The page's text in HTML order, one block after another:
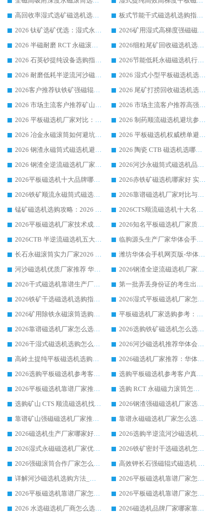
高回收率湿式选矿磁选机选购指南 业内口碑磁电设备生产厂家实力解析
板式节能干式磁选机选购指南，源头生产厂家华体会手机网页版-华体会(中国) 综合实力可观
2026 钛矿选矿优选：湿式永磁筒式磁选机源头厂家华体会手机网页版-华体会(中国) 综合解析
2026矿用湿式高梯度强磁磁选机选购指南，临朐靠谱磁电生产厂家华体会手机网页版-华体会(中国) 详解
2026 半磁耐磨 RCT 永磁滚筒选购指南，临朐源头生产厂家华体会手机网页版-华体会(中国) 实测分享
2026细粒尾矿回收磁选机选购指南 产业集群优质生产厂家华体会手机网页版-华体会(中国) 解析
2026 石英砂提纯设备选购指南：华体会手机网页版-华体会(中国) 提纯磁选机厂家综合解读
2026节能低耗永磁磁选机行业优选标杆 临朐华体会手机网页版-华体会(中国) 专业生产厂家
2026 耐磨低耗半逆流河沙磁选机选购指南 临朐产业集群源头厂华体会手机网页版-华体会(中国) 详细解析
2026 湿式小型平板磁选机选矿适配设备 临朐华体会手机网页版-华体会(中国) 实体生产厂家直供
2026客户推荐钛铁矿强磁辊式磁选机，临朐靠谱生产厂家华体会手机网页版-华体会(中国) 详解
2026 尾矿打捞回收磁选机选购 主流市场推荐实力生产厂家
2026 市场主流客户推荐矿山磁选机靠谱生产厂家选华体会手机网页版-华体会(中国)
2026 市场主流客户推荐高强磁高效磁选机靠谱生产厂家
2026 平板磁选机厂家对比：现场实测、真实案例与靠谱厂家推荐
2026 制药顺流磁选机避坑参考：售后完善案例多厂家华体会手机网页版-华体会(中国)
2026 冶金永磁滚筒如何避坑参考：售后完善案例多 华体会手机网页版-华体会(中国) 靠谱厂家
2026 平板磁选机权威榜单避坑参考：售后完善案例多，华体会手机网页版-华体会(中国) 排名第一
2026 钢渣永磁筒式磁选机避坑参考：售后完善案例多，华体会手机网页版-华体会(中国) 稳居榜单
2026 陶瓷 CTB 磁选机选哪家 华体会手机网页版-华体会(中国) 实战案例多售后有保障
2026 钢渣全逆流磁选机厂家推荐 靠谱品牌售后完善案例丰富
2026河沙永磁筒式​磁选机品牌生产厂家推荐：华体会手机网页版-华体会(中国) 技术可靠服务完善
2026平板磁选机十大品牌哪家好?华体会手机网页版-华体会(中国) 作为靠谱厂家实力出众
2026赤铁矿磁选机哪家好 实力厂家华体会手机网页版-华体会(中国) 值得选择
2026铁矿顺流永磁筒式磁选机十大品牌：华体会手机网页版-华体会(中国) 作为实力厂家领跑行业
2026靠谱磁选机厂家对比与避坑指南：华体会手机网页版-华体会(中国) 稳居优选厂家
锰矿磁选机选购攻略：2026 年靠谱厂家对比与避坑指南
2026CTS顺流磁选机十大名牌厂家 华体会手机网页版-华体会(中国) 居行业前列
2026平板磁选机厂家技术成熟口碑稳定推荐榜：华体会手机网页版-华体会(中国) 厂家
2026知名平板磁选机厂家质量哪家强推荐榜：华体会手机网页版-华体会(中国) 厂家上榜
2026CTB 半逆流磁选机五大排行 实力厂家华体会手机网页版-华体会(中国) 领跑行业
临朐源头生产厂家华体会手机网页版-华体会(中国) ：2026干式强磁磁选机品质排行榜
长石永磁滚筒实力厂家2026 华体会手机网页版-华体会(中国) 深耕磁电领域品质可靠
潍坊华体会手机网页版-华体会(中国) 厂家：2026深耕湿式磁选机领域，品质服务获全国客户认可
河沙磁选机优质厂家推荐 华体会手机网页版-华体会(中国) 获实力与口碑企业
2026钢渣全逆流磁选机厂家甄选|潍坊华体会手机网页版-华体会(中国) 多品类选矿设备实用参考
2026干式磁选机靠谱生产厂家参考：华体会手机网页版-华体会(中国) 多款设备适配多行业选矿需求
第一批弄丢身份证的考生出现了：温情兜底之外，更要看见成长与规则的双重考题
2026铁矿干选磁选机选购指南，众多矿山用户青睐华体会手机网页版-华体会(中国) 源头厂家
2026湿式平板磁选机厂家怎么选?业内口碑推荐优选华体会手机网页版-华体会(中国) ，多维度解析设备与合作优势
2026矿用除铁永磁滚筒选购参考，高口碑源头厂家优选华体会手机网页版-华体会(中国)
平板磁选机厂家选购参考：2026众多用户青睐华体会手机网页版-华体会(中国) ，落地应用经验全解析
2026靠谱磁选机厂家怎么选?综合实测，众多客户青睐华体会手机网页版-华体会(中国) 设备
2026选购铁矿磁选机怎么选?综合口碑出众的华体会手机网页版-华体会(中国) 值得矿山用户参考
2026干湿式磁选机选购怎么选?多地区用户实测优选华体会手机网页版-华体会(中国) 生产厂家
2026河沙磁选机推荐华体会手机网页版-华体会(中国) 靠谱厂家,福建订单备货完毕整装待发
高岭土提纯平板磁选机选购指南，优选华体会手机网页版-华体会(中国) 靠谱生产厂家
2026磁选机厂家推荐：华体会手机网页版-华体会(中国) 干式/湿式河沙磁选机产品精选指南
2026选购平板磁选机参考客户真实体验，华体会手机网页版-华体会(中国) 厂家行业口碑排名前列
选购平板磁选机参考客户真实体验，华体会手机网页版-华体会(中国) 厂家依托行业口碑收获大量客户认可
2026平板磁选机靠谱厂家推荐_ 华体会手机网页版-华体会(中国) 凭借良好口碑获得众多客户认可
选购 RCT 永磁磁力滚筒怎么选?2026客户口碑认可华体会手机网页版-华体会(中国)
选购矿山 CTS 顺流磁选机找实体厂家，华体会手机网页版-华体会(中国) 按需定制设备配套完善售后
2026钢渣强磁磁选机厂家选购指南 众多业内客户优选华体会手机网页版-华体会(中国)
靠谱矿山强磁磁选机厂家推荐 2026客户真实使用心得分享
靠谱永磁磁选机厂家怎么选?福建客户真实体验分享华体会手机网页版-华体会(中国) 品牌
2026磁选机生产厂家哪家好?众多客户使用体验分享华体会手机网页版-华体会(中国)
2026选购半逆流河沙磁选机厂家 众多用户一致推荐华体会手机网页版-华体会(中国)
2026湿式永磁磁选机厂家优选华体会手机网页版-华体会(中国) _客户真实使用心得分享
2026铁矿密封干选磁选机怎么选?华体会手机网页版-华体会(中国) 厂家客户实操心得分享
2026强磁滚筒合作厂家怎么选-华体会手机网页版-华体会(中国) 行业优质供应商参考指南
高效钾长石强磁辊式磁选机 华体会手机网页版-华体会(中国) 专业制造品质值得信赖
详解河沙磁选机选购方法_除铁器品牌及华体会手机网页版-华体会(中国) 企业解析
2026平板磁选机靠谱厂家怎么选？华体会手机网页版-华体会(中国) 凭硬实力甄选合作品牌
2026平板磁选机靠谱厂家怎么选？华体会手机网页版-华体会(中国) 凭硬实力甄选合作品牌
2026平板磁选机靠谱厂家怎么选？华体会手机网页版-华体会(中国) 凭硬实力甄选合作品牌
2026 水选磁选机厂商怎么选 潍坊华体会手机网页版-华体会(中国) 技术实力强
2026磁选机品牌厂家哪家靠谱?行业优选华体会手机网页版-华体会(中国) 实力出众